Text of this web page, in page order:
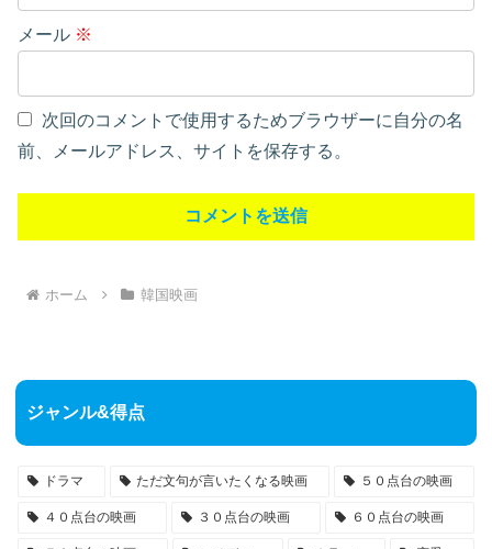
メール ※
次回のコメントで使用するためブラウザーに自分の名
前、メールアドレス、サイトを保存する。
ホーム 韓国映画
ジャンル&得点
ドラマ ただ文句が言いたくなる映画 ５０点台の映画
４０点台の映画 ３０点台の映画 ６０点台の映画